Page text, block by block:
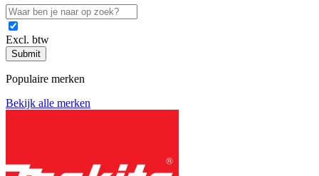
Excl. btw
Submit
Populaire merken
Bekijk alle merken